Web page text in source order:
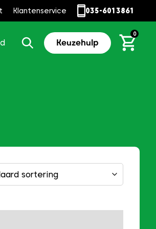
Keuzehulp
0
Klantenservice 035-6013861